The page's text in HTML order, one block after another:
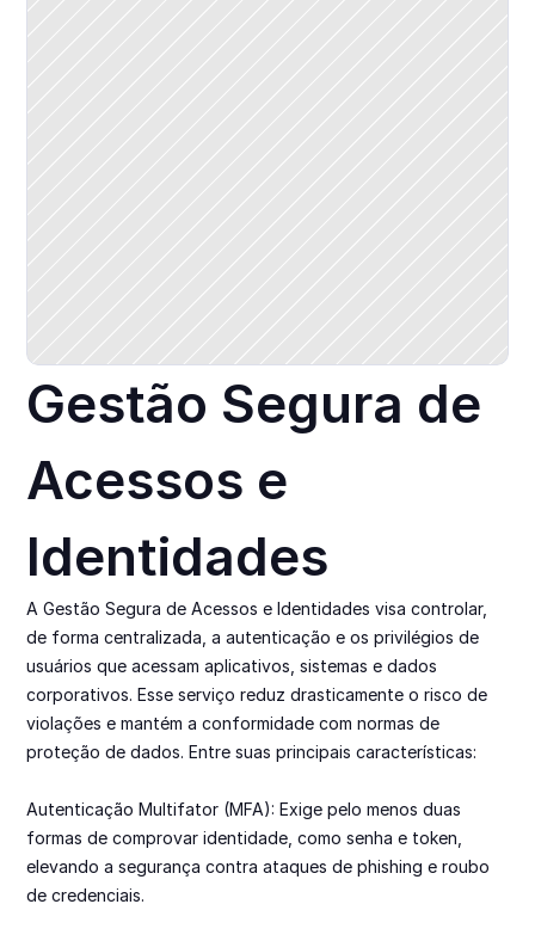
Gestão Segura de
Acessos e
Identidades
A Gestão Segura de Acessos e Identidades visa controlar,
de forma centralizada, a autenticação e os privilégios de
usuários que acessam aplicativos, sistemas e dados
corporativos. Esse serviço reduz drasticamente o risco de
violações e mantém a conformidade com normas de
proteção de dados. Entre suas principais características:
Autenticação Multifator (MFA): Exige pelo menos duas
formas de comprovar identidade, como senha e token,
elevando a segurança contra ataques de phishing e roubo
de credenciais.